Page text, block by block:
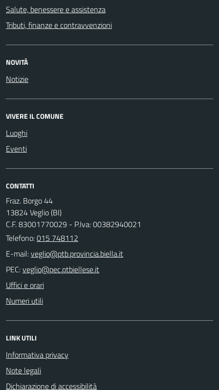
Salute, benessere e assistenza
Tributi, finanze e contravvenzioni
NOVITÀ
Notizie
VIVERE IL COMUNE
Luoghi
Eventi
CONTATTI
Fraz. Borgo 44
13824 Veglio (BI)
C.F. 83001770029 - P.Iva: 00382940021
Telefono:015 748112
E-mail:
PEC:
Uffici e orari
Numeri utili
LINK UTILI
Informativa privacy
Note legali
Dichiarazione di accessibilità